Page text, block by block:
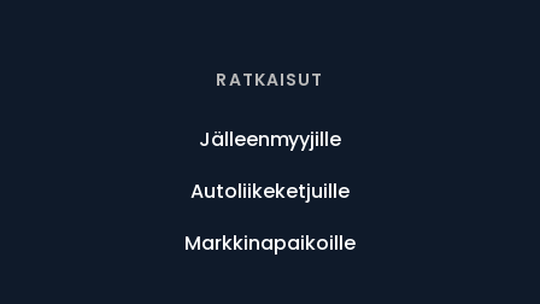
RATKAISUT
Jälleenmyyjille
Autoliikeketjuille
Markkinapaikoille